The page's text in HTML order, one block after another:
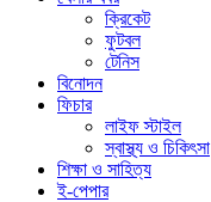
ক্রিকেট
ফুটবল
টেনিস
বিনোদন
ফিচার
লাইফ স্টাইল
স্বাস্থ্য ও চিকিৎসা
শিক্ষা ও সাহিত্য
ই-পেপার